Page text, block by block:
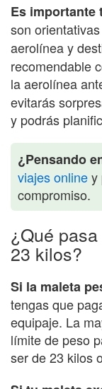
Es importante
son
aerolínea y
recomendable
la aerolínea
evitarás
y podrás
¿Pensando
viajes onliney
compromiso.
¿Qué
23 kilos?
Si la maleta
tengas que
equipaje. La
límite de peso
ser de 23 kilos